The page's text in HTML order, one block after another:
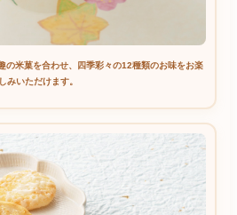
の米菓を合わせ、四季彩々の12種類のお味をお楽
しみいただけます。